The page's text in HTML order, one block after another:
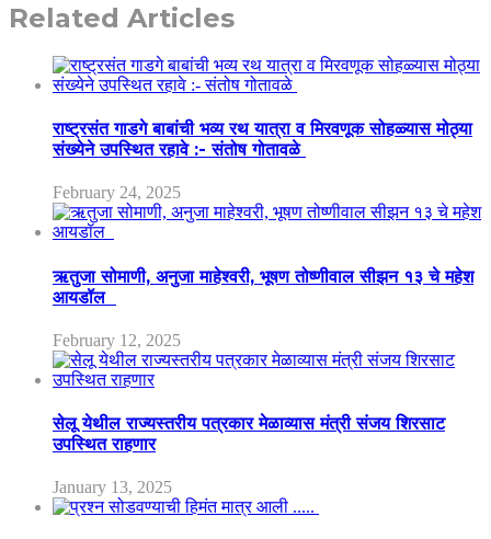
Related Articles
राष्ट्रसंत गाडगे बाबांची भव्य रथ यात्रा व मिरवणूक सोहळ्यास मोठ्या
संख्येने उपस्थित रहावे :- संतोष गोतावळे
February 24, 2025
ऋतुजा सोमाणी, अनुजा माहेश्वरी, भूषण तोष्णीवाल सीझन १३ चे महेश
आयडॉल
February 12, 2025
सेलू येथील राज्यस्तरीय पत्रकार मेळाव्यास मंत्री संजय शिरसाट
उपस्थित राहणार
January 13, 2025